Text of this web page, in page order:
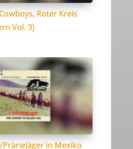
Roter Kreis
Vol. 3)
Präriejäger in Mexiko